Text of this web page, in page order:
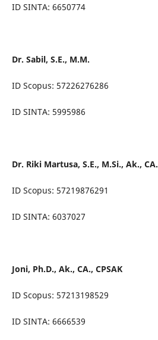
ID SINTA: 6650774
Dr. Sabil, S.E., M.M.
ID Scopus: 57226276286
ID SINTA: 5995986
Dr. Riki Martusa, S.E., M.Si., Ak., CA.
ID Scopus: 57219876291
ID SINTA: 6037027
Joni, Ph.D., Ak., CA., CPSAK
ID Scopus: 57213198529
ID SINTA: 6666539